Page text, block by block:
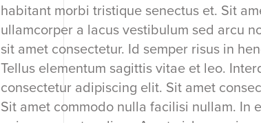
habitant morbi tristique senectus et. Sit
ullamcorper a lacus vestibulum sed arcu
sit amet consectetur. Id semper risus in
Tellus elementum sagittis vitae et leo.
consectetur adipiscing elit. Sit amet
Sit amet commodo nulla facilisi nullam. In